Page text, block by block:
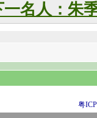
一名人：朱
粤